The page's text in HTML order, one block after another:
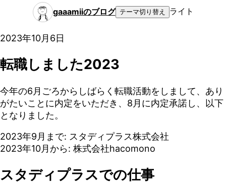
gaaamiiのブログ テーマ切り替え ライト
2023年10月6日
転職しました2023
今年の6月ごろからしばらく転職活動をしまして、あり
がたいことに内定をいただき、8月に内定承諾し、以下
となりました。
2023年9月まで: スタディプラス株式会社
2023年10月から: 株式会社hacomono
スタディプラスでの仕事